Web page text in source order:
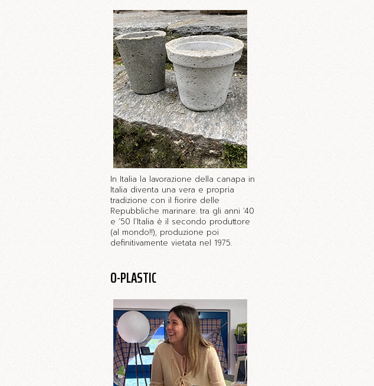
In Italia la lavorazione della canapa in
Italia diventa una vera e propria
tradizione con il fiorire delle
Repubbliche marinare. tra gli anni ‘40
e ‘50 l’Italia è il secondo produttore
(al mondo!!), produzione poi
definitivamente vietata nel 1975.
O-PLASTIC